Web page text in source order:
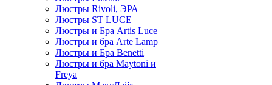
Люстры Rivoli, ЭРА
Люстры ST LUCE
Люстры и Бра Artis Luce
Люстры и бра Arte Lamp
Люстры и Бра Benetti
Люстры и бра Maytoni и
Freya